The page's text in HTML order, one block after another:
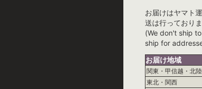
お届けはヤマト
送は行っておりま
(We don't ship
ship for
お届け地域
関東・甲信越・北
東北・関西